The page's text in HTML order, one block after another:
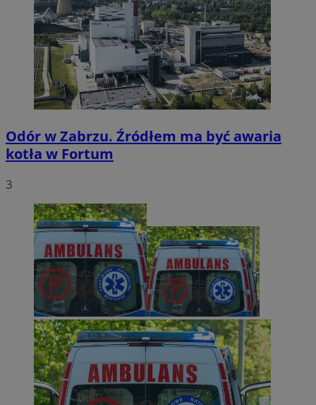
Odór w Zabrzu. Źródłem ma być awaria
kotła w Fortum
3